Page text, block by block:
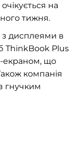
на
тижня.
з дисплеями в
ThinkBook Plus
екраном, що
компанія
гнучким